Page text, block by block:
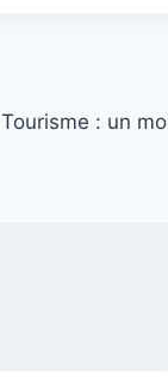
Tourisme : un